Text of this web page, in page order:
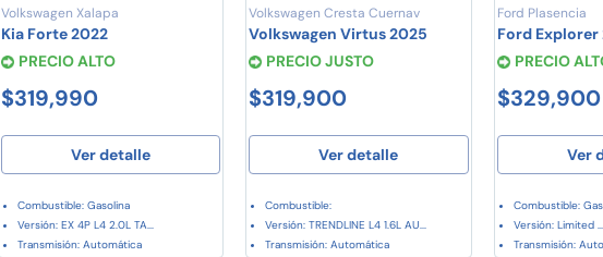
Volkswagen Xalapa
Kia Forte 2022
PRECIO ALTO
$319,990
Ver detalle
Combustible: Gasolina
Versión: EX 4P L4 2.0L TA...
Transmisión: Automática
Volkswagen Cresta Cuernav
Volkswagen Virtus 2025
PRECIO JUSTO
$319,900
Ver detalle
Combustible:
Versión: TRENDLINE L4 1.6L AU...
Transmisión: Automática
Ford Plasencia
Ford Explorer
PRECIO
$329,900
Ver
Combustible:
Versión: Limited ...
Transmisión: